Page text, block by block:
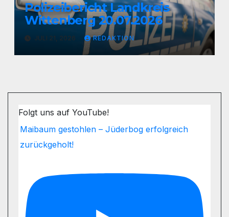
Polizeibericht Landkreis
Wittenberg 20.07.2026
JULI 21, 2026 REDAKTION
Folgt uns auf YouTube!
Maibaum gestohlen – Jüderbog erfolgreich
zurückgeholt!